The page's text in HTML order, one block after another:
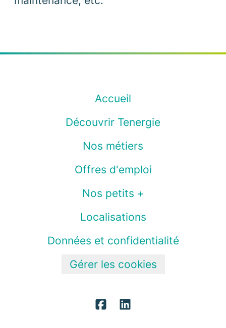
Accueil
Découvrir Tenergie
Nos métiers
Offres d'emploi
Nos petits +
Localisations
Données et confidentialité
Gérer les cookies